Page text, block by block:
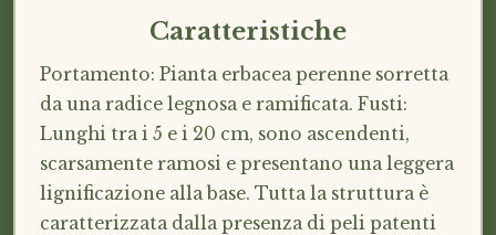
Caratteristiche
Portamento: Pianta erbacea perenne sorretta
da una radice legnosa e ramificata. Fusti:
Lunghi tra i 5 e i 20 cm, sono ascendenti,
scarsamente ramosi e presentano una leggera
lignificazione alla base. Tutta la struttura è
caratterizzata dalla presenza di peli patenti